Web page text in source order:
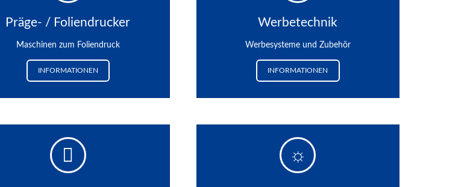
Präge- / Foliendrucker
Maschinen zum Foliendruck
INFORMATIONEN
Werbetechnik
Werbesysteme und Zubehör
INFORMATIONEN